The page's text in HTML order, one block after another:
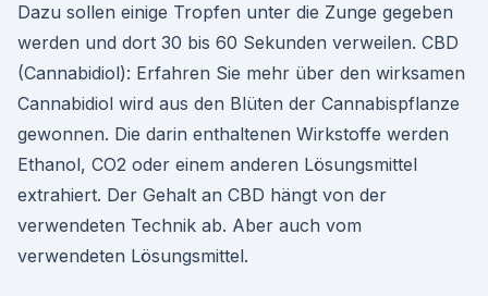
Dazu sollen einige Tropfen unter die Zunge gegeben
werden und dort 30 bis 60 Sekunden verweilen. CBD
(Cannabidiol): Erfahren Sie mehr über den wirksamen
Cannabidiol wird aus den Blüten der Cannabispflanze
gewonnen. Die darin enthaltenen Wirkstoffe werden
Ethanol, CO2 oder einem anderen Lösungsmittel
extrahiert. Der Gehalt an CBD hängt von der
verwendeten Technik ab. Aber auch vom
verwendeten Lösungsmittel.